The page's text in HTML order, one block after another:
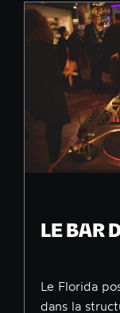
LE BAR
Le Florida
dans la